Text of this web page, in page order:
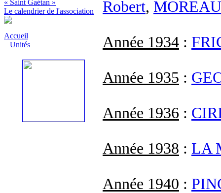
« Saint Gaétan »
Le calendrier de l'association
Accueil
Unités
Robert, MOREAU
Année 1934 :
Année 1935 :
Année 1936 :
Année 1938 : LA
Année 1940 :